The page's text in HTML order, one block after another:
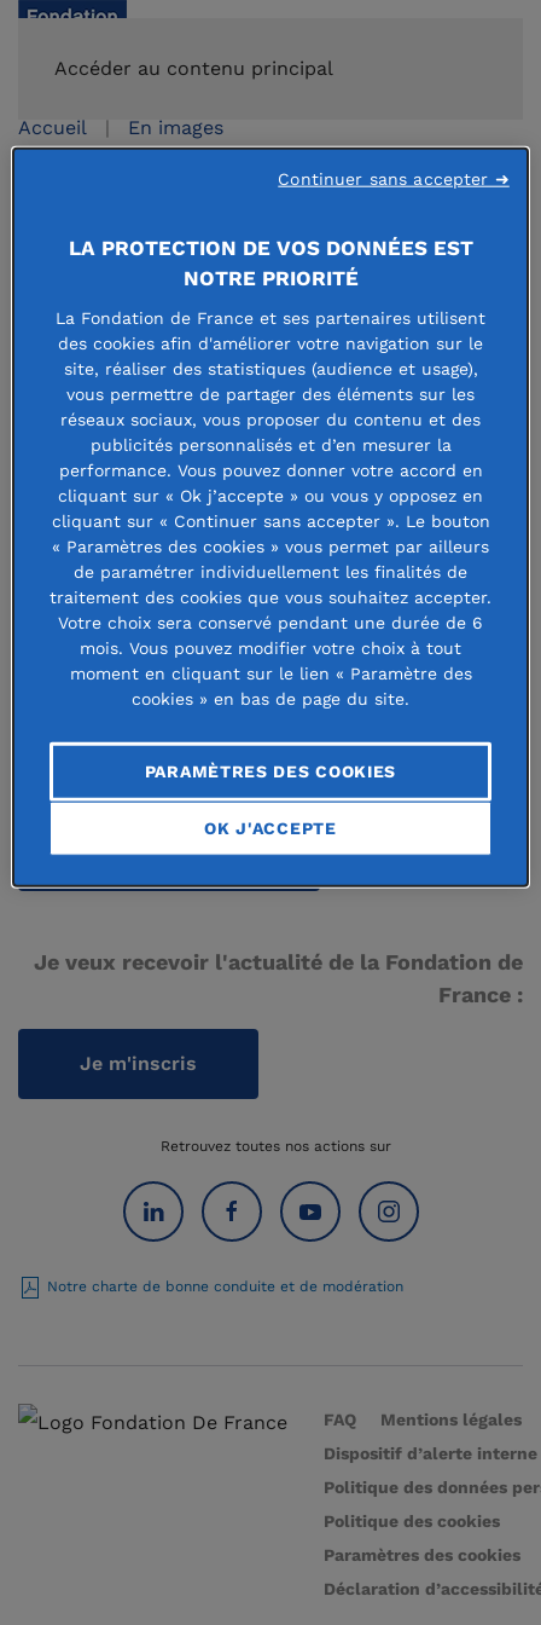
Accéder au contenu principal
Accueil En images
9 mai 2021
Lorem ipsum dolor sit amet hec sic dolorosa, © 2020
Espace presse
Recrutement
L'Observatoire Philanthropie & Société
Annuaire des fondations abritées
Guide des bourses
Nous contacter
Je veux recevoir l'actualité de la Fondation de
France :
Je m'inscris
Retrouvez toutes nos actions sur
Notre charte de bonne conduite et de modération
FAQ
Mentions légales
Dispositif d’alerte interne
Politique des données
Politique des cookies
Paramètres des cookies
Déclaration
LA PROTECTION DE VOS DONNÉES EST
NOTRE PRIORITÉ
La Fondation de France et ses partenaires utilisent
des cookies afin d'améliorer votre navigation sur le
site, réaliser des statistiques (audience et usage),
vous permettre de partager des éléments sur les
réseaux sociaux, vous proposer du contenu et des
publicités personnalisés et d’en mesurer la
performance. Vous pouvez donner votre accord en
cliquant sur « Ok j’accepte » ou vous y opposez en
cliquant sur « Continuer sans accepter ». Le bouton
« Paramètres des cookies » vous permet par ailleurs
de paramétrer individuellement les finalités de
traitement des cookies que vous souhaitez accepter.
Votre choix sera conservé pendant une durée de 6
mois. Vous pouvez modifier votre choix à tout
moment en cliquant sur le lien « Paramètre des
cookies » en bas de page du site.
PARAMÈTRES DES COOKIES
OK J'ACCEPTE
Continuer sans accepter ➜